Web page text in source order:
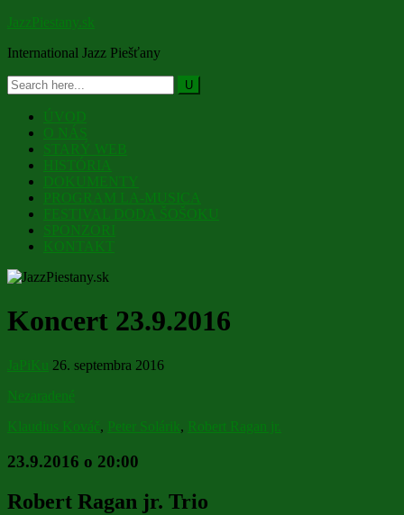
JazzPiestany.sk
International Jazz Piešťany
ÚVOD
O NÁS
STARÝ WEB
HISTÓRIA
DOKUMENTY
PROGRAM LA-MUSICA
FESTIVAL DODA ŠOŠOKU
SPONZORI
KONTAKT
Koncert 23.9.2016
JaPiKu 26. septembra 2016
Nezaradené
Klaudius Kováč, Peter Solárik, Robert Ragan jr.
23.9.2016 o 20:00
Robert Ragan jr. Trio